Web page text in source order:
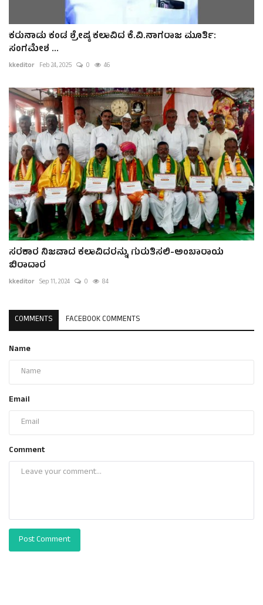
ಕರುನಾಡು ಕಂಡ ಶ್ರೇಷ್ಠ ಕಲಾವಿದ ಕೆ.ವಿ.ನಾಗರಾಜ ಮೂರ್ತಿ:
ಸಂಗಮೇಶ ...
kkeditor Feb 24, 2025 0 46
ಸರಕಾರ ನಿಜವಾದ ಕಲಾವಿದರನ್ನು ಗುರುತಿಸಲಿ-ಅಂಬಾರಾಯ
ಬಿರಾದಾರ
kkeditor Sep 11, 2024 0 84
COMMENTS FACEBOOK COMMENTS
Name
Email
Comment
Post Comment